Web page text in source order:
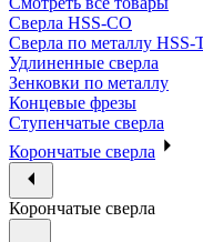
Сверла HSS-CO
Сверла по металлу HSS-
Удлиненные сверла
Зенковки по металлу
Концевые фрезы
Ступенчатые сверла
Корончатые сверла
Корончатые сверла